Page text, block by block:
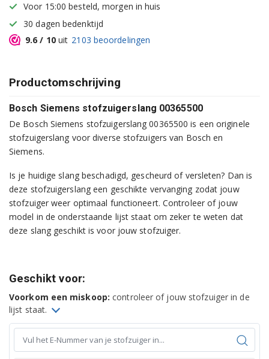
Voor 15:00 besteld, morgen in huis
30 dagen bedenktijd
9.6 / 10uit 2103 beoordelingen
Productomschrijving
Bosch Siemens stofzuigerslang 00365500
De Bosch Siemens stofzuigerslang 00365500 is een originele
stofzuigerslang voor diverse stofzuigers van Bosch en
Siemens.
Is je huidige slang beschadigd, gescheurd of versleten? Dan is
deze stofzuigerslang een geschikte vervanging zodat jouw
stofzuiger weer optimaal functioneert. Controleer of jouw
model in de onderstaande lijst staat om zeker te weten dat
deze slang geschikt is voor jouw stofzuiger.
Geschikt voor:
Voorkom een miskoop: controleer of jouw stofzuiger in de
lijst staat.